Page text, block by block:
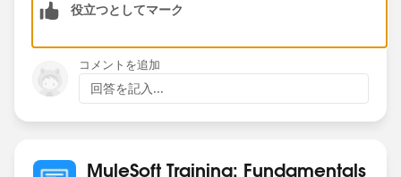
役立つとしてマーク
コメントを追加
回答を記入...
MuleSoft Training: Fundamentals